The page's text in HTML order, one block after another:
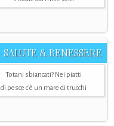
SALUTE & BENESSERE
Totani sbiancati? Nei piatti
di pesce c'è un mare di trucchi